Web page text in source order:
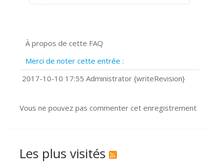
Prise de vue 360°
?
Comment installer Google Chrome ?
À propos de cette FAQ
Merci de noter cette entrée :
2017-10-10 17:55 Administrator {writeRevision}
Vous ne pouvez pas commenter cet enregistrement
Les plus visités